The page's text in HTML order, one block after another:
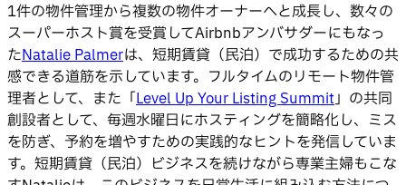
1件の物件管理から複数の物件オーナーへと成長し、数々の
スーパーホスト賞を受賞してAirbnbアンバサダーにもなっ
たNatalie Palmerは、短期賃貸（民泊）で成功するための共
感できる道筋を示しています。フルタイムのリモート物件管
理者として、また「Level Up Your Listing Summit」の共同
創設者として、毎週水曜日にホスティングを簡略化し、ミス
を防ぎ、予約を増やすための実践的なヒントを発信していま
す。短期賃貸（民泊）ビジネスを続けながら専業主婦もこな